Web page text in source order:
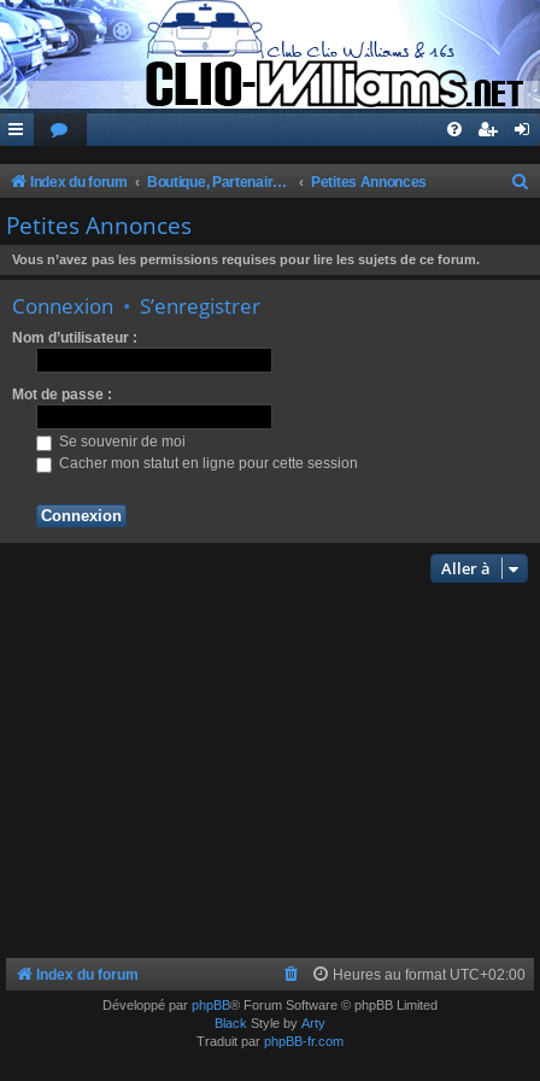
Index du forum Boutique, Partenaires, Petites Annonces, Commandes Groupées Petites Annonces
c
h
Petites Annonces
Vous n’avez pas les permissions requises pour lire les sujets de ce forum.
Connexion • S’enregistrer
Nom d’utilisateur :
Mot de passe :
Se souvenir de moi
Cacher mon statut en ligne pour cette session
Aller à
Index du forum Heures au format UTC+02:00
Développé par phpBB® Forum Software © phpBB Limited
Black Style by Arty
Traduit par phpBB-fr.com